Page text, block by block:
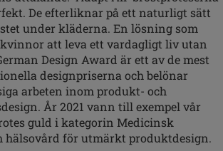
De efterliknar på ett naturligt sätt
under kläderna. En lösning som
att leva ett vardagligt liv utan
Design Award är ett av de mest
designpriserna och belönar
arbeten inom produkt- och
År 2021 vann till exempel vår
guld i kategorin Medicinsk
hälsovård för utmärkt produktdesign.